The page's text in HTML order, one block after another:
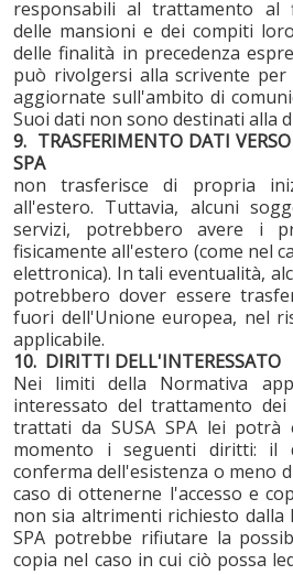
responsabili al trattamento al
delle mansioni e dei compiti
delle finalità in precedenza
può rivolgersi alla scrivente
aggiornate sull'ambito di
Suoi dati non sono destinati alla
9. TRASFERIMENTO DATI
SPA
non trasferisce di propria
all'estero. Tuttavia, alcuni
servizi, potrebbero avere i
fisicamente all'estero (come nel
elettronica). In tali eventualità,
potrebbero dover essere
fuori dell'Unione europea, nel
applicabile.
10. DIRITTI DELL'INTERESSATO
Nei limiti della Normativa
interessato del trattamento
trattati da SUSA SPA lei potrà
momento i seguenti diritti: il
conferma dell'esistenza o meno
caso di ottenerne l'accesso e
non sia altrimenti richiesto dalla
SPA potrebbe rifiutare la
copia nel caso in cui ciò possa